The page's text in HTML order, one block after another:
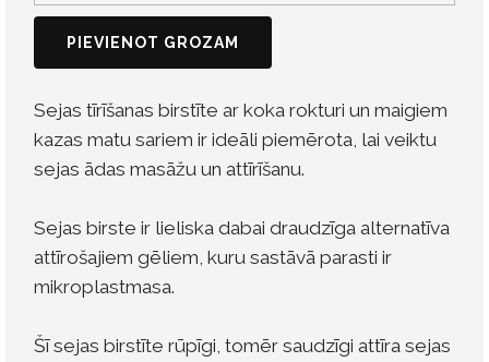
PIEVIENOT GROZAM
Sejas tīrīšanas birstīte ar koka rokturi un maigiem
kazas matu sariem ir ideāli piemērota, lai veiktu
sejas ādas masāžu un attīrīšanu.
Sejas birste ir lieliska dabai draudzīga alternatīva
attīrošajiem gēliem, kuru sastāvā parasti ir
mikroplastmasa.
Šī sejas birstīte rūpīgi, tomēr saudzīgi attīra sejas